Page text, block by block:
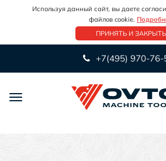
Используя данный сайт, вы даете
файлов cookie.
ПРИНЯТЬ И ЗАКРЫТЬ
+7(495) 970-76-
Переключить